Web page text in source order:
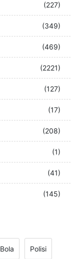
(227)
(349)
(469)
(2221)
(127)
(17)
(208)
(1)
(41)
(145)
Bola Polisi